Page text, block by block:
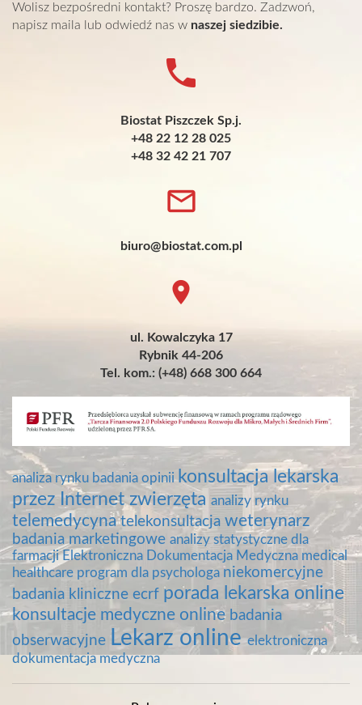
Wolisz bezpośredni kontakt? Proszę bardzo. Zadzwoń,
napisz maila lub odwiedź nas w naszej siedzibie.
Biostat Piszczek Sp.j.
+48 22 12 28 025
+48 32 42 21 707
biuro@biostat.com.pl
ul. Kowalczyka 17
Rybnik 44-206
Tel. kom.: (+48) 668 300 664
analiza rynku badania opinii konsultacja lekarska
przez Internetzwierzęta analizy rynku
telemedycynatelekonsultacja weterynarz
badania marketingowe analizy statystyczne dla
farmacjiElektroniczna Dokumentacja Medyczna medical
healthcare program dla psychologa niekomercyjne
badania kliniczne ecrf porada lekarska online
konsultacje medyczne online badania
obserwacyjne Lekarz onlineelektroniczna
dokumentacja medyczna